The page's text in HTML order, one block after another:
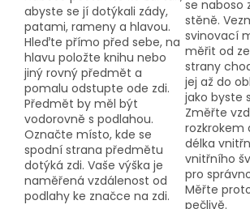
abyste se jí dotýkali zády,
patami, rameny a hlavou.
Hleďte přímo před sebe, na
hlavu položte knihu nebo
jiný rovný předmět a
pomalu odstupte ode zdi.
Předmět by měl být
vodorovně s podlahou.
Označte místo, kde se
spodní strana předmětu
dotýká zdi. Vaše výška je
naměřená vzdálenost od
podlahy ke značce na zdi.
se naboso
stěně.
svinovací
měřit od
strany
jej až do
jako byste
Změřte
rozkrokem
délka
vnitřního
pro
Měřte
pečlivě.